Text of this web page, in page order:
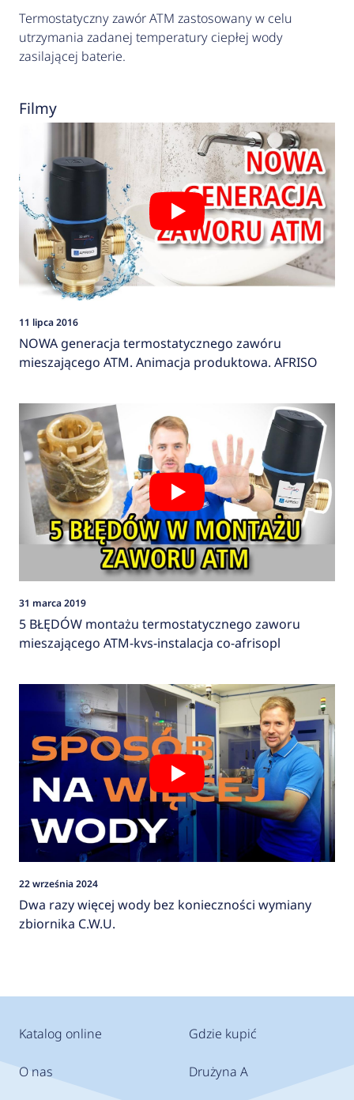
Termostatyczny zawór ATM zastosowany w celu
utrzymania zadanej temperatury ciepłej wody
zasilającej baterie.
Filmy
11 lipca 2016
NOWA generacja termostatycznego zawóru
mieszającego ATM. Animacja produktowa. AFRISO
31 marca 2019
5 BŁĘDÓW montażu termostatycznego zaworu
mieszającego ATM-kvs-instalacja co-afrisopl
22 września 2024
Dwa razy więcej wody bez konieczności wymiany
zbiornika C.W.U.
Katalog online
O nas
Gdzie kupić
Drużyna A